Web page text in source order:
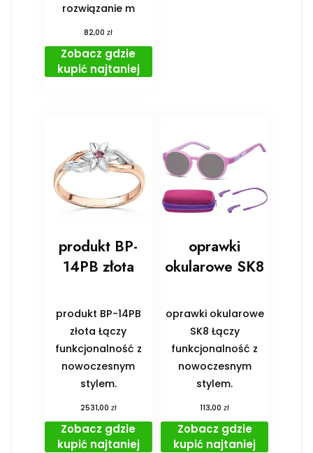
rozwiązanie m
82,00zł
Zobacz gdzie
kupić najtaniej
produkt BP-
14PB złota
produkt BP-14PB
złota Łączy
funkcjonalność z
nowoczesnym
stylem.
2531,00 zł
Zobacz gdzie
kupić najtaniej
oprawki
okularowe SK8
oprawki okularowe
SK8 Łączy
funkcjonalność z
nowoczesnym
stylem.
113,00zł
Zobacz gdzie
kupić najtaniej